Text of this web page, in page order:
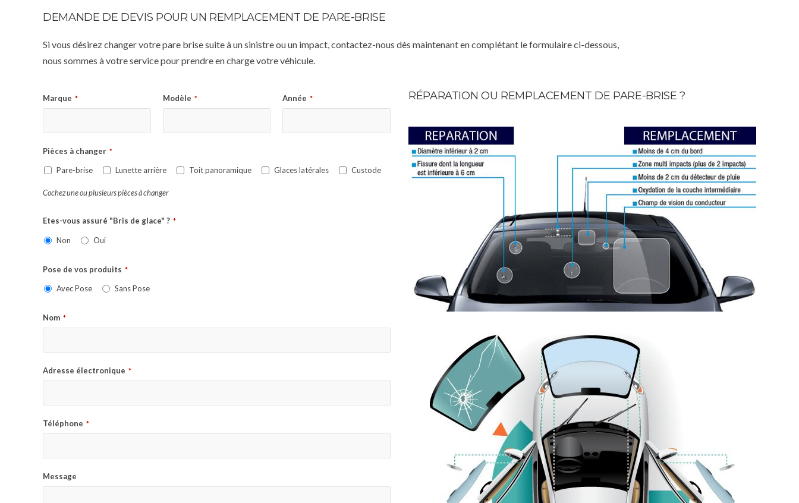
DEMANDE DE DEVIS POUR UN REMPLACEMENT DE PARE-BRISE
Si vous désirez changer votre pare brise suite à un sinistre ou un impact, contactez-nous dès maintenant en complétant le formulaire ci-dessous,
nous sommes à votre service pour prendre en charge votre véhicule.
Marque * Modèle * Année *
Pièces à changer *
Pare-brise Lunette arrière Toit panoramique Glaces latérales Custode
Cochez une ou plusieurs pièces à changer
Etes-vous assuré "Bris de glace" ? *
Non Oui
Pose de vos produits *
Avec Pose Sans Pose
Nom *
Adresse électronique *
Téléphone *
Message
RÉPARATION OU REMPLACEMENT DE PARE-BRISE ?